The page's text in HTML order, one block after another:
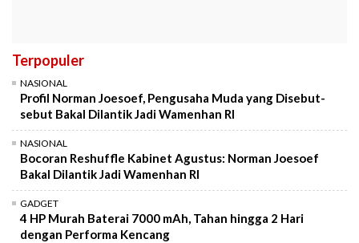
Terpopuler
NASIONAL
Profil Norman Joesoef, Pengusaha Muda yang Disebut-
sebut Bakal Dilantik Jadi Wamenhan RI
NASIONAL
Bocoran Reshuffle Kabinet Agustus: Norman Joesoef
Bakal Dilantik Jadi Wamenhan RI
GADGET
4 HP Murah Baterai 7000 mAh, Tahan hingga 2 Hari
dengan Performa Kencang